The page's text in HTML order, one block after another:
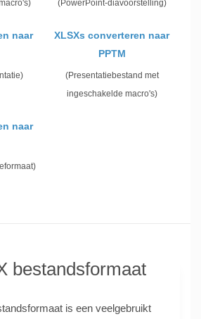
(PowerPoint-diavoorstelling)
naar
XLSXs converteren naar
PPTM
(Presentatiebestand met
ingeschakelde macro's)
naar
bestandsformaat
is een veelgebruikt